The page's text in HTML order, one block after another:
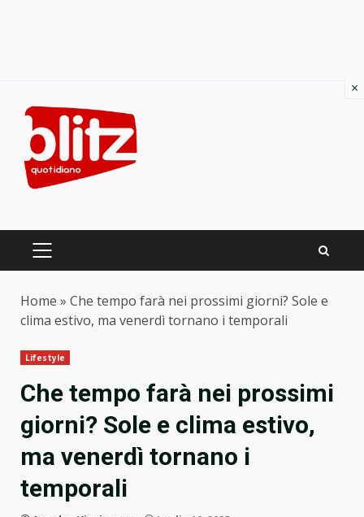
content
PRIMARY
Home » Che tempo farà nei prossimi giorni? Sole e
clima estivo, ma venerdì tornano i temporali
Lifestyle
Che tempo farà nei prossimi
giorni? Sole e clima estivo,
ma venerdì tornano i
temporali
×